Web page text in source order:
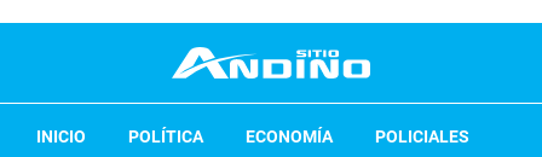
INICIO POLÍTICA ECONOMÍA POLICIALES